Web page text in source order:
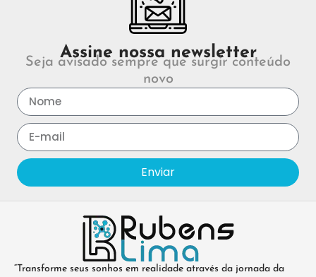
Assine nossa newsletter
Seja avisado sempre que surgir conteúdo
novo
Enviar
“Transforme seus sonhos em realidade através da jornada da